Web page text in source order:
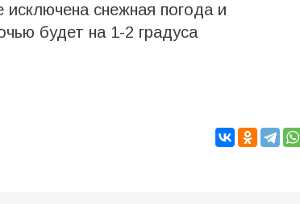
снежная погода и
будет на 1-2 градуса